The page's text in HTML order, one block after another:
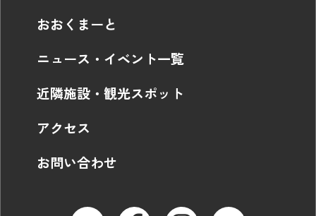
おおくまーと
ニュース・イベント一覧
近隣施設・観光スポット
アクセス
お問い合わせ